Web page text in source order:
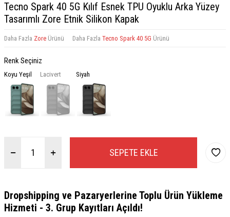
Tecno Spark 40 5G Kılıf Esnek TPU Oyuklu Arka Yüzey
Tasarımlı Zore Etnik Silikon Kapak
Daha Fazla Zore Ürünü Daha Fazla Tecno Spark 40 5G Ürünü
Renk Seçiniz
Koyu Yeşil Lacivert Siyah
SEPETE EKLE
Dropshipping ve Pazaryerlerine Toplu Ürün Yükleme
Hizmeti - 3. Grup Kayıtları Açıldı!